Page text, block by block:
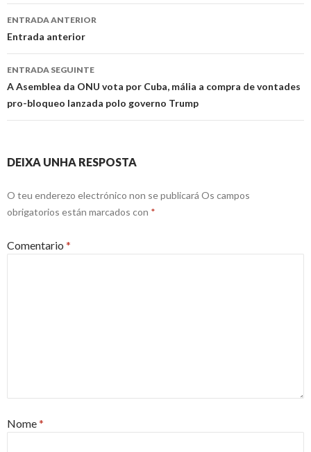
Ir
a
entrada
ENTRADA ANTERIOR
Entrada anterior
ENTRADA SEGUINTE
A Asemblea da ONU vota por Cuba, mália a compra de vontades
pro-bloqueo lanzada polo governo Trump
DEIXA UNHA RESPOSTA
O teu enderezo electrónico non se publicará Os campos
obrigatorios están marcados con *
Comentario *
Nome*